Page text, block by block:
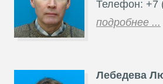
Телефон: +7
подробнее ...
Лебедева